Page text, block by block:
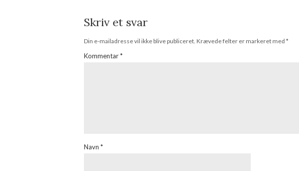
Skriv et svar
Din e-mailadresse vil ikke blive publiceret. Krævede felter er markeret med *
Kommentar*
Navn *